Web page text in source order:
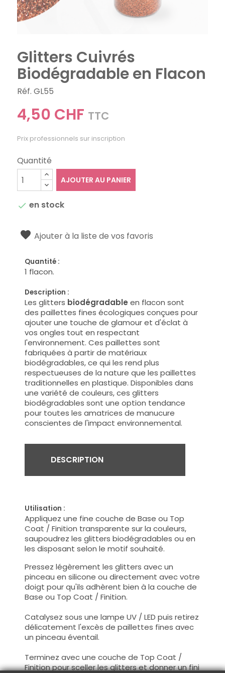
Glitters Cuivrés
Biodégradable en Flacon
Réf. GL55
4,50 CHF TTC
Prix professionnels sur inscription
Quantité
AJOUTER AU PANIER
 en stock
Ajouter à la liste de vos favoris
Quantité :
1 flacon.
Description :
Les glitters biodégradable en flacon sont
des paillettes fines écologiques conçues pour
ajouter une touche de glamour et d'éclat à
vos ongles tout en respectant
l'environnement. Ces paillettes sont
fabriquées à partir de matériaux
biodégradables, ce qui les rend plus
respectueuses de la nature que les paillettes
traditionnelles en plastique. Disponibles dans
une variété de couleurs, ces glitters
biodégradables sont une option tendance
pour toutes les amatrices de manucure
conscientes de l'impact environnemental.
DESCRIPTION
Utilisation :
Appliquez une fine couche de Base ou Top
Coat / Finition transparente sur la couleurs,
saupoudrez les glitters biodégradables ou en
les disposant selon le motif souhaité.
Pressez légèrement les glitters avec un
pinceau en silicone ou directement avec votre
doigt pour qu'ils adhèrent bien à la couche de
Base ou Top Coat / Finition.
Catalysez sous une lampe UV / LED puis retirez
délicatement l'excès de paillettes fines avec
un pinceau éventail.
Terminez avec une couche de Top Coat /
Finition pour sceller les glitters et donner un fini